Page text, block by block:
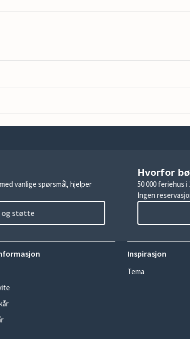
vanlige spørsmål, hjelper
og støtte
Hvorfor
50 000 feriehus
Ingen
Inspirasjon
Tema